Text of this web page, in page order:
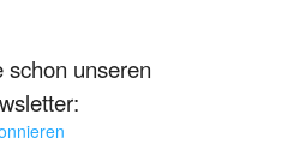
schon unseren